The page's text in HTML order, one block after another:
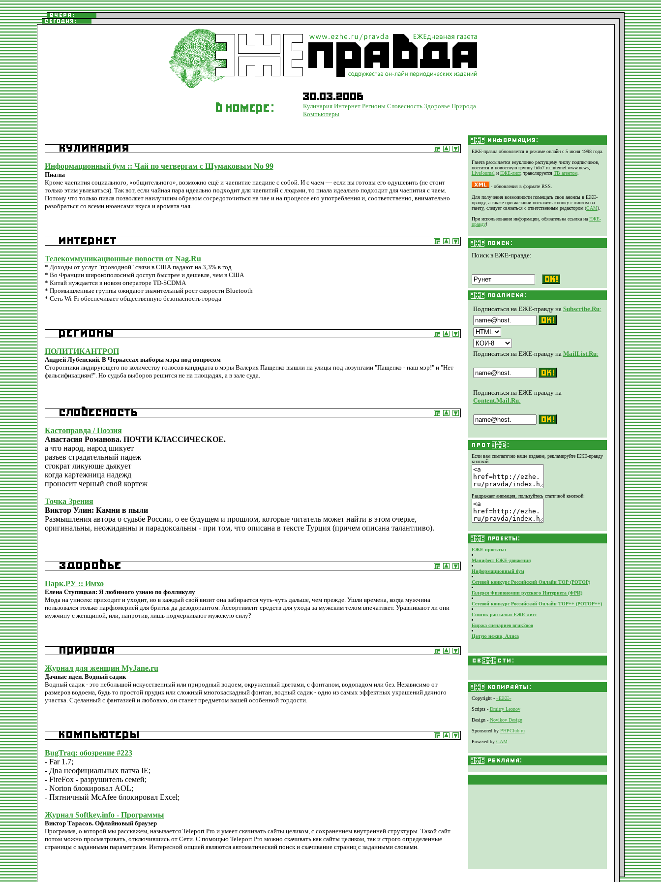
Кулинария Интернет Регионы Словесность Здоровье Природа
Компьютеры
Информационный бум :: Чай по четвергам с Шумаковым No 99
Пиалы
Кроме чаепития социального, «общительного», возможно ещё и чаепитие наедине с собой. И с чаем — если вы готовы его одушевить (не стоит
только этим увлекаться). Так вот, если чайная пара идеально подходит для чаепитий с людьми, то пиала идеально подходит для чаепития с чаем.
Потому что только пиала позволяет наилучшим образом сосредоточиться на чае и на процессе его употребления и, соответственно, внимательно
разобраться со всеми нюансами вкуса и аромата чая.
Телекоммуникационные новости от Nag.Ru
* Доходы от услуг "проводной" связи в США падают на 3,3% в год
* Во Франции широкополосный доступ быстрее и дешевле, чем в США
* Китай нуждается в новом операторе TD-SCDMA
* Промышленные группы ожидают значительный рост скорости Bluetooth
* Сеть Wi-Fi обеспечивает общественную безопасность города
ПОЛИТИКАНТРОП
Андрей Лубенский. В Черкассах выборы мэра под вопросом
Сторонники лидирующего по количеству голосов кандидата в мэры Валерия Пащенко вышли на улицы под лозунгами "Пащенко - наш мэр!" и "Нет
фальсификациям!". Но судьба выборов решится не на площадях, а в зале суда.
Кастоправда / Поэзия
Анастасия Романова. ПОЧТИ КЛАССИЧЕСКОЕ.
а что народ, народ шикует
разъев страдательный падеж
стократ ликующе дьякует
когда картежница надежд
проносит черный свой кортеж
Точка Зрения
Виктор Улин: Камни в пыли
Размышления автора о судьбе России, о ее будущем и прошлом, которые читатель может найти в этом очерке,
оригинальны, неожиданны и парадоксальны - при том, что описана в тексте Турция (причем описана талантливо).
Парк.РУ :: Имхо
Елена Ступицкая: Я любимого узнаю по фолликулу
Мода на унисекс приходит и уходит, но в каждый свой визит она забирается чуть-чуть дальше, чем прежде. Ушли времена, когда мужчина
пользовался только парфюмерией для бритья да дезодорантом. Ассортимент средств для ухода за мужским телом впечатляет. Уравнивают ли они
мужчину с женщиной, или, напротив, лишь подчеркивают мужскую силу?
Журнал для женщин MyJane.ru
Дачные идеи. Водный садик
Водный садик - это небольшой искусственный или природный водоем, окруженный цветами, с фонтаном, водопадом или без. Независимо от
размеров водоема, будь то простой прудик или сложный многокаскадный фонтан, водный садик - одно из самых эффектных украшений дачного
участка. Сделанный с фантазией и любовью, он станет предметом вашей особенной гордости.
BugTraq: обозрение #223
- Far 1.7;
- Два неофициальных патча IE;
- FireFox - разрушитель семей;
- Norton блокировал AOL;
- Пятничный McAfee блокировал Excel;
Журнал Softkey.info - Программы
Виктор Тарасов. Офлайновый браузер
Программа, о которой мы расскажем, называется Teleport Pro и умеет скачивать сайты целиком, с сохранением внутренней структуры. Такой сайт
потом можно просматривать, отключившись от Сети. С помощью Teleport Pro можно скачивать как сайты целиком, так и строго определенные
страницы с заданными параметрами. Интересной опцией являются автоматический поиск и скачивание страниц с заданными словами.
ЕЖЕ-правда обновляется в режиме онлайн с 5 июня 1998 года.
Газета рассылается неуклонно растущему числу подписчиков,
постится в новостную группу fido7.ru.internet.www.news,
LiveJournal и ЕЖЕ-лист, транслируется ТВ агентом.
- обновления в формате RSS.
Для получения возможности помещать свои анонсы в ЕЖЕ-
правду, а также при желании поставить кнопку с линком на
газету, следует связаться с ответственным редактором (CAM).
При использовании информации, обязательна ссылка на ЕЖЕ-
правду!
Поиск в ЕЖЕ-правде:
Подписаться на ЕЖЕ-правду на Subscribe.Ru:
Подписаться на ЕЖЕ-правду на MailList.Ru:
Подписаться на ЕЖЕ-правду на
Content.Mail.Ru:
Если вам симпатично наше издание, рекламируйте ЕЖЕ-правду
кнопкой:
Раздражает анимация, пользуйтесь статичной кнопкой:
ЕЖЕ-проекты:
Манифест ЕЖЕ-движения
Информационный бум
Сетевой конкурс Российский Онлайн ТОР (РОТОР)
Галерея Физиономии русского Интернета (ФРИ)
Сетевой конкурс Российский Онлайн ТОР++ (РОТОР++)
Список рассылки ЕЖЕ-лист
Биржа сценариев вгик2ооо
Целую нежно, Алиса
Copyright - «ЕЖЕ»
Scripts - Dmitry Leonov
Design - Novikov Design
Sponsored by PHPClub.ru
Powered by CAM